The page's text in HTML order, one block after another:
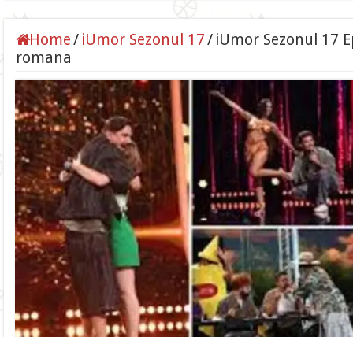
Home/ iUmor Sezonul 17/ iUmor Sezonul 17
romana